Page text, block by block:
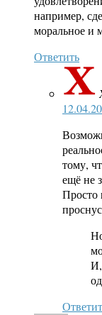
например,
моральное и
Ответить
тому,
ещё не
Просто
И,